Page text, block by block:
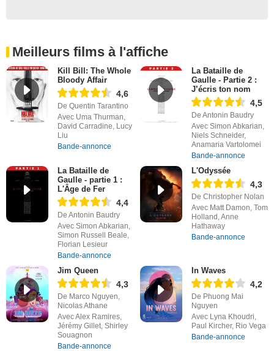
Meilleurs films à l'affiche
Kill Bill: The Whole
Bloody Affair
4,6
De Quentin Tarantino
Avec Uma Thurman,
David Carradine, Lucy
Liu
Bande-annonce
La Bataille de
Gaulle - Partie 2 :
J’écris ton nom
4,5
De Antonin Baudry
Avec Simon Abkarian,
Niels Schneider,
Anamaria Vartolomei
Bande-annonce
La Bataille de
Gaulle - partie 1 :
L'Âge de Fer
4,4
De Antonin Baudry
Avec Simon Abkarian,
Simon Russell Beale,
Florian Lesieur
Bande-annonce
L'Odyssée
4,3
De Christopher Nolan
Avec Matt Damon, Tom
Holland, Anne
Hathaway
Bande-annonce
Jim Queen
4,3
De Marco Nguyen,
Nicolas Athane
Avec Alex Ramires,
Jérémy Gillet, Shirley
Souagnon
Bande-annonce
In Waves
4,2
De Phuong Mai
Nguyen
Avec Lyna Khoudri,
Paul Kircher, Rio Vega
Bande-annonce